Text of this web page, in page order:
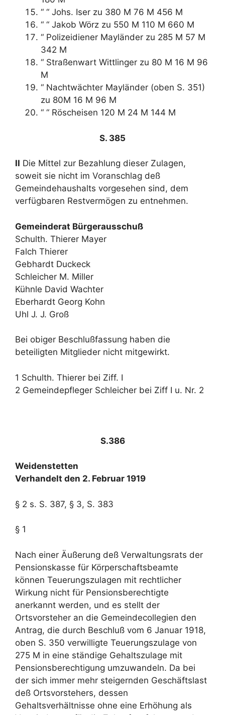
“ “ Johs. Iser zu 380 M 76 M 456 M
“ “ Jakob Wörz zu 550 M 110 M 660 M
“ Polizeidiener Mayländer zu 285 M 57 M
342 M
“ Straßenwart Wittlinger zu 80 M 16 M 96
M
“ Nachtwächter Mayländer (oben S. 351)
zu 80M 16 M 96 M
“ “ Röscheisen 120 M 24 M 144 M
S. 385
II Die Mittel zur Bezahlung dieser Zulagen,
soweit sie nicht im Voranschlag deß
Gemeindehaushalts vorgesehen sind, dem
verfügbaren Restvermögen zu entnehmen.
Gemeinderat Bürgerausschuß
Schulth. Thierer Mayer
Falch Thierer
Gebhardt Duckeck
Schleicher M. Miller
Kühnle David Wachter
Eberhardt Georg Kohn
Uhl J. J. Groß
Bei obiger Beschlußfassung haben die
beteiligten Mitglieder nicht mitgewirkt.
1 Schulth. Thierer bei Ziff. I
2 Gemeindepfleger Schleicher bei Ziff I u. Nr. 2
S.386
Weidenstetten
Verhandelt den 2. Februar 1919
§ 2 s. S. 387, § 3, S. 383
§ 1
Nach einer Äußerung deß Verwaltungsrats der
Pensionskasse für Körperschaftsbeamte
können Teuerungszulagen mit rechtlicher
Wirkung nicht für Pensionsberechtigte
anerkannt werden, und es stellt der
Ortsvorsteher an die Gemeindecollegien den
Antrag, die durch Beschluß vom 6 Januar 1918,
oben S. 350 verwilligte Teuerungszulage von
275 M in eine ständige Gehaltszulage mit
Pensionsberechtigung umzuwandeln. Da bei
der sich immer mehr steigernden Geschäftslast
deß Ortsvorstehers, dessen
Gehaltsverhältnisse ohne eine Erhöhung als